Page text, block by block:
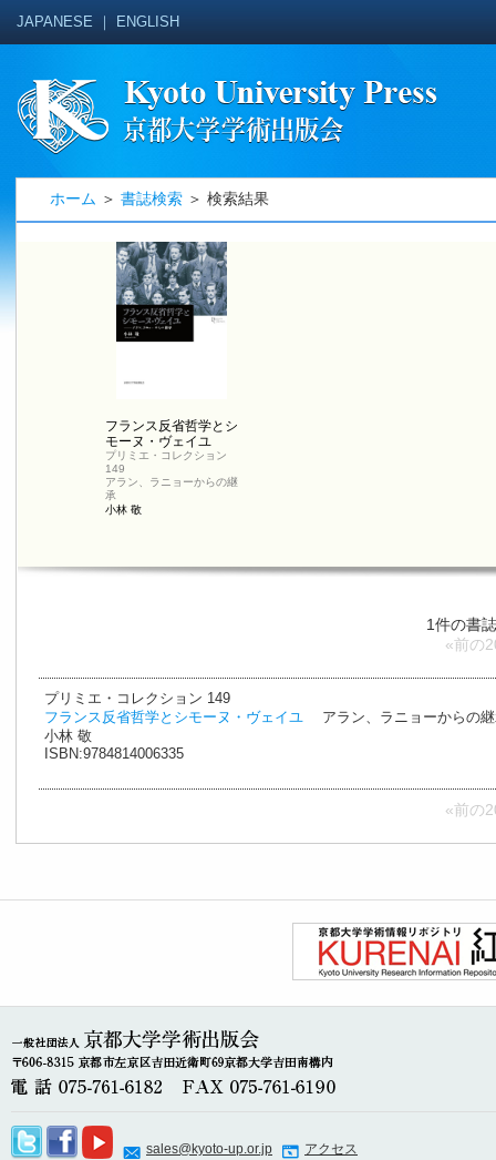
JAPANESE ｜ ENGLISH
ホーム ＞ 書誌検索 ＞ 検索結果
フランス反省哲学とシ
モーヌ・ヴェイユ
プリミエ・コレクション
149
アラン、ラニョーからの継
承
小林 敬
1件の書
«前の
プリミエ・コレクション 149
フランス反省哲学とシモーヌ・ヴェイユ アラン、ラニョーからの
小林 敬
ISBN:9784814006335
«前の
sales@kyoto-up.or.jp アクセス